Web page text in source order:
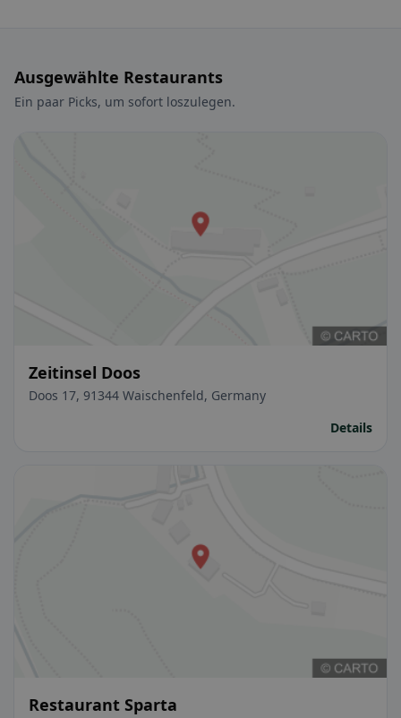
Ausgewählte Restaurants
Ein paar Picks, um sofort loszulegen.
Zeitinsel Doos
Doos 17, 91344 Waischenfeld, Germany
Details
Restaurant Sparta